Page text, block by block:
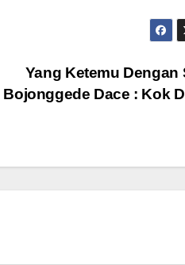
Yang Ketemu Dengan
Bojonggede Dace : Kok